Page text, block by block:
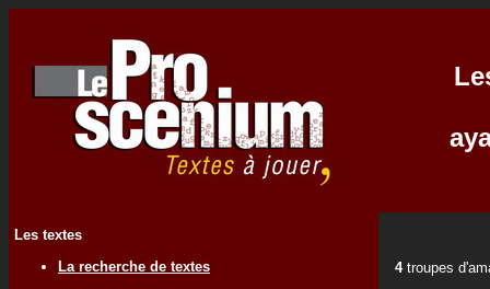
Les textes
La recherche de textes
4troupes